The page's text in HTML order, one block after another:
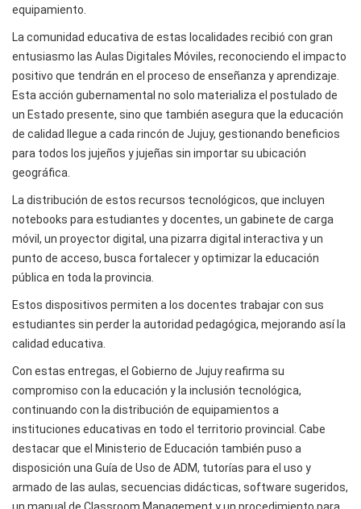
equipamiento.
La comunidad educativa de estas localidades recibió con gran
entusiasmo las Aulas Digitales Móviles, reconociendo el impacto
positivo que tendrán en el proceso de enseñanza y aprendizaje.
Esta acción gubernamental no solo materializa el postulado de
un Estado presente, sino que también asegura que la educación
de calidad llegue a cada rincón de Jujuy, gestionando beneficios
para todos los jujeños y jujeñas sin importar su ubicación
geográfica.
La distribución de estos recursos tecnológicos, que incluyen
notebooks para estudiantes y docentes, un gabinete de carga
móvil, un proyector digital, una pizarra digital interactiva y un
punto de acceso, busca fortalecer y optimizar la educación
pública en toda la provincia.
Estos dispositivos permiten a los docentes trabajar con sus
estudiantes sin perder la autoridad pedagógica, mejorando así la
calidad educativa.
Con estas entregas, el Gobierno de Jujuy reafirma su
compromiso con la educación y la inclusión tecnológica,
continuando con la distribución de equipamientos a
instituciones educativas en todo el territorio provincial. Cabe
destacar que el Ministerio de Educación también puso a
disposición una Guía de Uso de ADM, tutorías para el uso y
armado de las aulas, secuencias didácticas, software sugeridos,